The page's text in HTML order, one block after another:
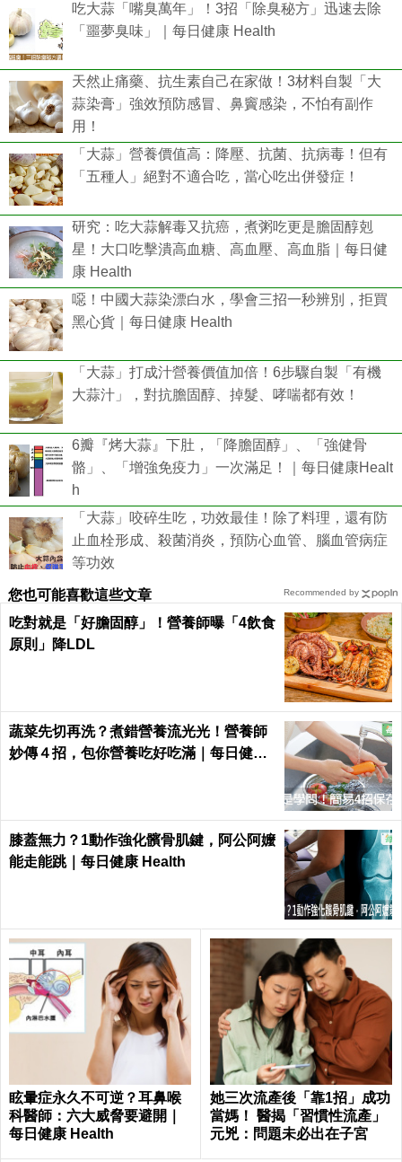
吃大蒜「嘴臭萬年」！3招「除臭秘方」迅速去除
「噩夢臭味」｜每日健康 Health
天然止痛藥、抗生素自己在家做！3材料自製「大
蒜染膏」強效預防感冒、鼻竇感染，不怕有副作
用！
「大蒜」營養價值高：降壓、抗菌、抗病毒！但有
「五種人」絕對不適合吃，當心吃出併發症！
研究：吃大蒜解毒又抗癌，煮粥吃更是膽固醇剋
星！大口吃擊潰高血糖、高血壓、高血脂｜每日健
康 Health
噁！中國大蒜染漂白水，學會三招一秒辨別，拒買
黑心貨｜每日健康 Health
「大蒜」打成汁營養價值加倍！6步驟自製「有機
大蒜汁」，對抗膽固醇、掉髮、哮喘都有效！
6瓣『烤大蒜』下肚，「降膽固醇」、「強健骨
骼」、「增強免疫力」一次滿足！｜每日健康Healt
h
「大蒜」咬碎生吃，功效最佳！除了料理，還有防
止血栓形成、殺菌消炎，預防心血管、腦血管病症
等功效
您也可能喜歡這些文章
吃對就是「好膽固醇」！營養師曝「4飲食
原則」降LDL
蔬菜先切再洗？煮錯營養流光光！營養師
妙傳４招，包你營養吃好吃滿｜每日健康
膝蓋無力？1動作強化髕骨肌鍵，阿公阿嬤
能走能跳｜每日健康 Health
眩暈症永久不可逆？耳鼻喉
科醫師：六大威脅要避開｜
每日健康 Health
她三次流產後「靠1招」成功
當媽！ 醫揭「習慣性流產」
元兇：問題未必出在子宮
Recommended by